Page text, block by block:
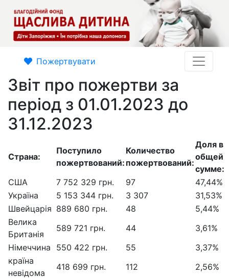
Пожертвувати
Звіт про пожертви за
період з 01.01.2023 до
31.12.2023
Страна:
Поступило
пожертвований:
Количество
пожертвований:
Доля в
общей
сумме:
США
7 752 329 грн. 97
47,44%
Україна
5 153 344 грн. 3 307
31,53%
Швейцарія 889 680 грн. 48
5,44%
Велика
Британія
589 721 грн. 44
3,61%
Німеччина
550 422 грн. 55
3,37%
країна
невідома
418 699 грн. 112
2,56%